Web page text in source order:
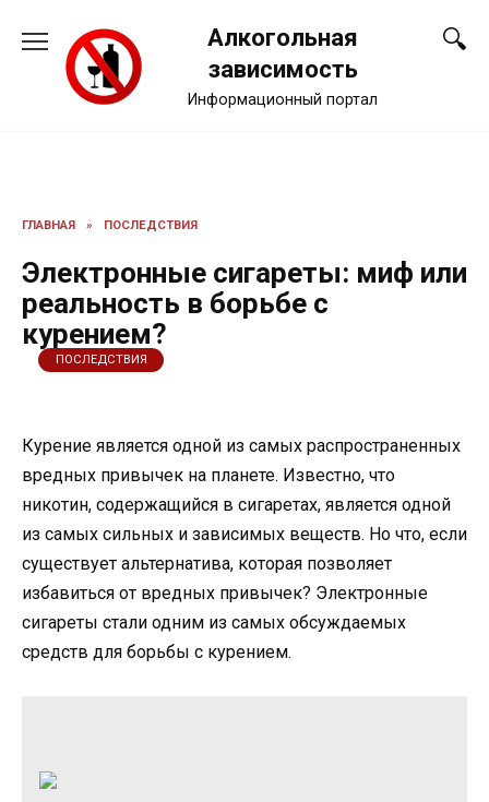
содержанию
Алкогольная
зависимость
Информационный портал
ГЛАВНАЯ » ПОСЛЕДСТВИЯ
Электронные сигареты: миф или
реальность в борьбе с
курением?
ПОСЛЕДСТВИЯ
Курение является одной из самых распространенных
вредных привычек на планете. Известно, что
никотин, содержащийся в сигаретах, является одной
из самых сильных и зависимых веществ. Но что, если
существует альтернатива, которая позволяет
избавиться от вредных привычек? Электронные
сигареты стали одним из самых обсуждаемых
средств для борьбы с курением.